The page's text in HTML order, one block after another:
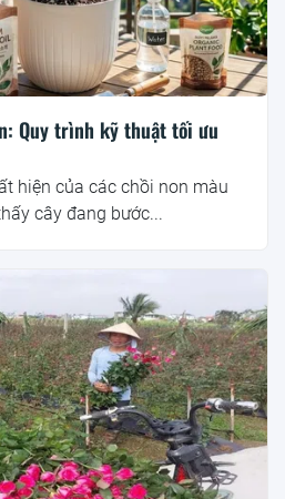
Quy trình kỹ thuật tối ưu
hiện của các chồi non màu
cây đang bước...